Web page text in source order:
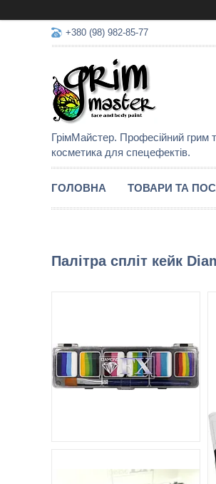
+380 (98) 982-85-77
ГрімМайстер. Професійний грим
косметика для спецефектів.
ГОЛОВНА ТОВАРИ ТА
Палітра спліт кейк